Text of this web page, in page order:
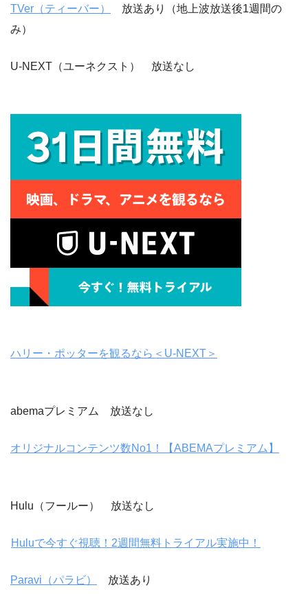
TVer（ティーバー）
放送あり（地上波放送後1週間の
み）
U-NEXT（ユーネクスト） 放送なし
ハリー・ポッターを観るなら＜U-NEXT＞
abemaプレミアム 放送なし
オリジナルコンテンツ数No1！【ABEMAプレミアム】
Hulu（フールー） 放送なし
Huluで今すぐ視聴！2週間無料トライアル実施中！
Paravi（パラビ） 放送あり